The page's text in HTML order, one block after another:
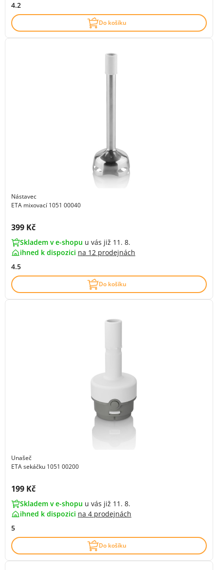
4.2
Do košíku
Nástavec
ETA mixovací 1051 00040
Cena s DPH:
399 Kč
Skladem v e-shopu u vás již 11. 8.
ihned k dispozici na 12 prodejnách
4.5
Do košíku
Unašeč
ETA sekáčku 1051 00200
Cena s DPH:
199 Kč
Skladem v e-shopu u vás již 11. 8.
ihned k dispozici na 4 prodejnách
5
Do košíku